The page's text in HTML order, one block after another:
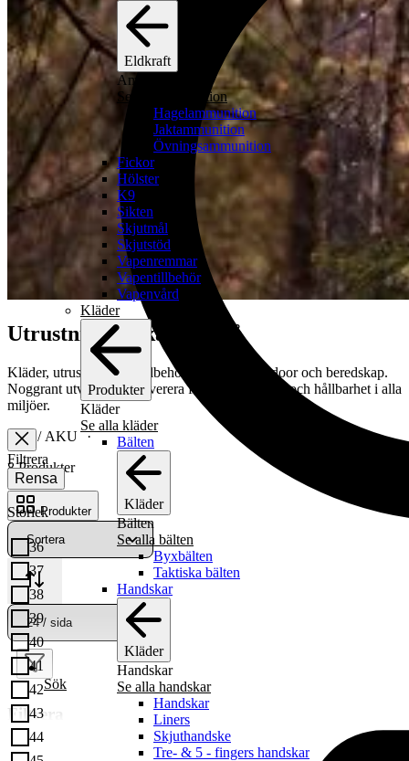
Eldkraft
Ammunition
Se alla ammunition
Hagelammunition
Jaktammunition
Övningsammunition
Fickor
Hölster
K9
Sikten
Skjutmål
Skjutstöd
Vapenremmar
Vapentillbehör
Vapenvård
Kläder
Produkter
Kläder
Se alla kläder
Bälten
Kläder
Bälten
Se alla bälten
Byxbälten
Taktiska bälten
Handskar
Kläder
Handskar
Se alla handskar
Handskar
Liners
Skjuthandske
Tre- & 5 - fingers handskar
Sök
Utrustning du kan lita på
Kläder, utrustning och tillbehör för militär, outdoor och beredskap.
Noggrant utvalt för att leverera funktion, kvalitet och hållbarhet i alla
miljöer.
Filtrera
Rensa
Storlek
36
37
38
39
40
41
42
43
44
Start / AKU
8 Produkter
Produkter
Filtrera